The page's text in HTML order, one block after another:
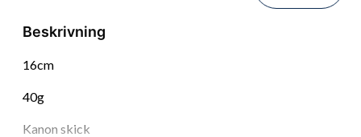
Beskrivning
16cm
40g
Kanon skick